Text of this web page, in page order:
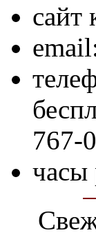
сайт
767-
часы